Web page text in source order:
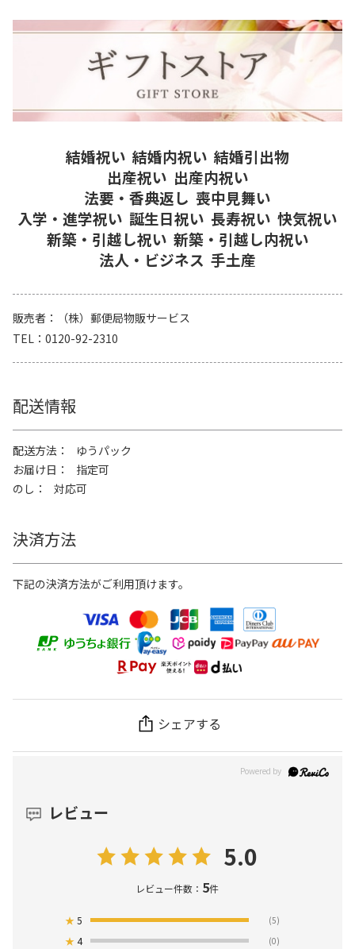
結婚祝い 結婚内祝い 結婚引出物
出産祝い 出産内祝い
法要・香典返し 喪中見舞い
入学・進学祝い 誕生日祝い 長寿祝い 快気祝い
新築・引越し祝い 新築・引越し内祝い
法人・ビジネス 手土産
販売者
（株）郵便局物販サービス
TEL
0120-92-2310
配送情報
配送方法
ゆうパック
お届け日
指定可
のし
対応可
決済方法
下記の決済方法がご利用頂けます。
シェアする
レビュー
5.0
レビュー件数： 5件
★5 (5)
★4 (0)